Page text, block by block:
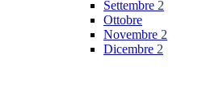
Settembre 2
Ottobre
Novembre 2
Dicembre 2